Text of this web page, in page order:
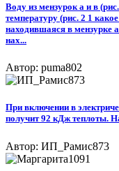
Воду из мензурок а и в
температуру (рис. 2 1
находившаяся в мензурке
нах...
Автор: puma802
При включении в
получит 92 кДж теплоты.
Автор: ИП_Рамис873